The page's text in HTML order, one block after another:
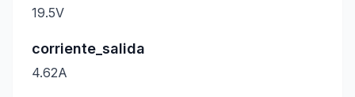
19.5V
corriente_salida
4.62A